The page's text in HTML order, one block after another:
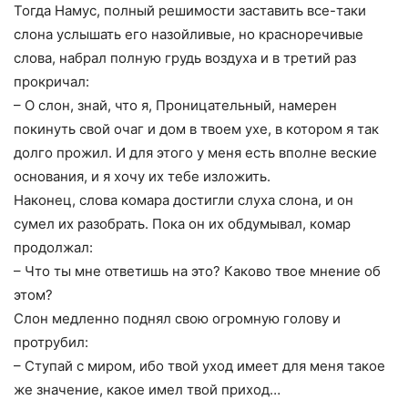
Тогда Намус, полный решимости заставить все-таки
слона услышать его назойливые, но красноречивые
слова, набрал полную грудь воздуха и в третий раз
прокричал:
– О слон, знай, что я, Проницательный, намерен
покинуть свой очаг и дом в твоем ухе, в котором я так
долго прожил. И для этого у меня есть вполне веские
основания, и я хочу их тебе изложить.
Наконец, слова комара достигли слуха слона, и он
сумел их разобрать. Пока он их обдумывал, комар
продолжал:
– Что ты мне ответишь на это? Каково твое мнение об
этом?
Слон медленно поднял свою огромную голову и
протрубил:
– Ступай с миром, ибо твой уход имеет для меня такое
же значение, какое имел твой приход…